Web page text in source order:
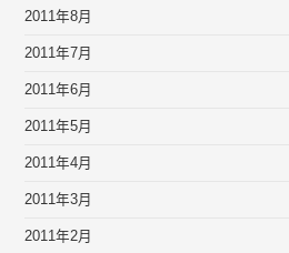
2011年8月
2011年7月
2011年6月
2011年5月
2011年4月
2011年3月
2011年2月